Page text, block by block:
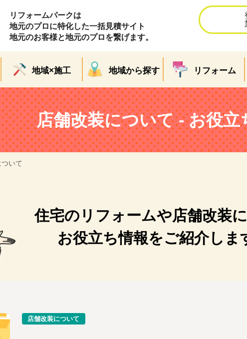
リフォームパークは
地元のプロに特化した一括見積サイト
地元のお客様と地元のプロを繋げます。
地域×施工 地域から探す リフォーム
店舗改装について - お役立
いて
住宅のリフォームや店舗改装
お役立ち情報をご紹介しま
店舗改装について